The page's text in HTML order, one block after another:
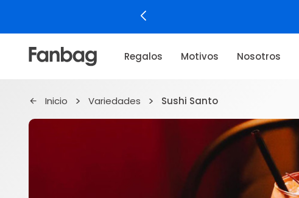
Regalos Motivos Nosotros
Inicio Variedades Sushi Santo